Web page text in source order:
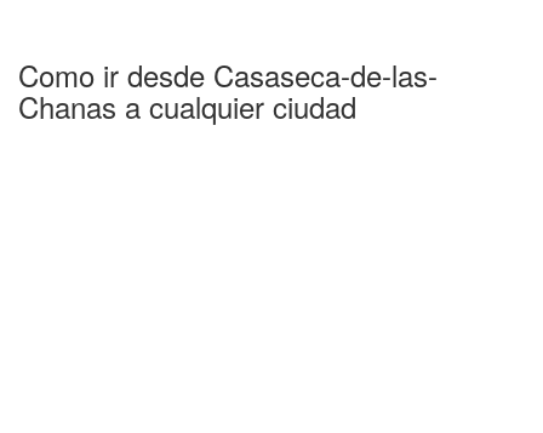
Como ir desde Casaseca-de-las-
Chanas a cualquier ciudad